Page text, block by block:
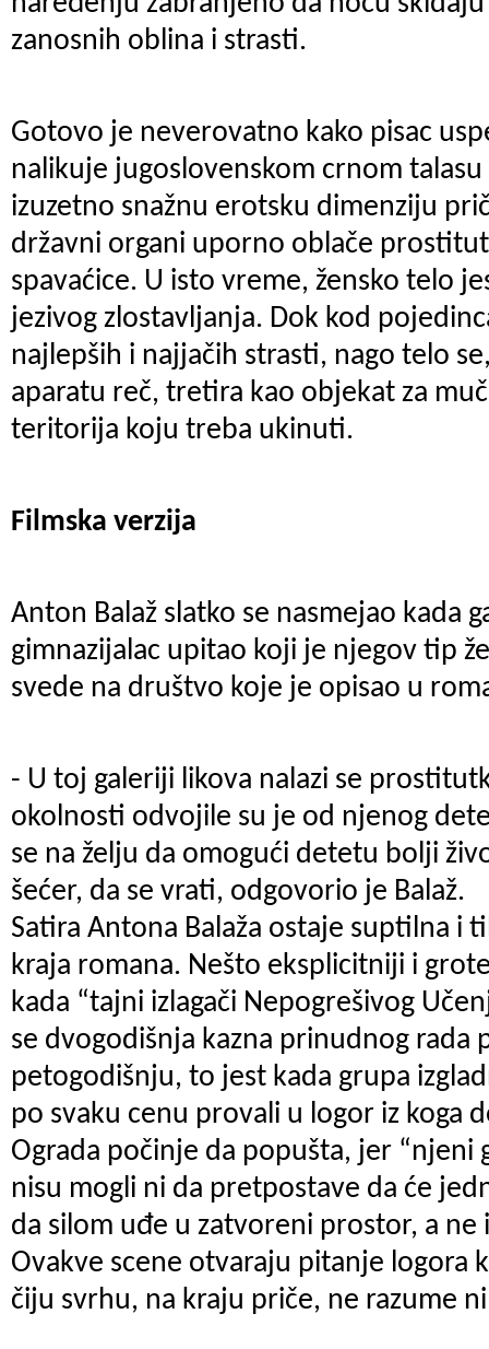
zanosnih oblina i strasti.
Gotovo je neverovatno kako pisac
nalikuje jugoslovenskom crnom
izuzetno snažnu erotsku dimenziju
državni organi uporno oblače
spavaćice. U isto vreme, žensko telo
jezivog zlostavljanja. Dok kod
najlepših i najjačih strasti, nago telo
aparatu reč, tretira kao objekat za
teritorija koju treba ukinuti.
Filmska verzija
Anton Balaž slatko se nasmejao kada
gimnazijalac upitao koji je njegov tip
svede na društvo koje je opisao u
- U toj galeriji likova nalazi se
okolnosti odvojile su je od njenog
se na želju da omogući detetu bolji
šećer, da se vrati, odgovorio je Balaž.
Satira Antona Balaža ostaje suptilna i
kraja romana. Nešto eksplicitniji i
kada “tajni izlagači Nepogrešivog
se dvogodišnja kazna prinudnog rada
petogodišnju, to jest kada grupa
po svaku cenu provali u logor iz koga
Ograda počinje da popušta, jer
nisu mogli ni da pretpostave da će
da silom uđe u zatvoreni prostor, a ne
Ovakve scene otvaraju pitanje logora
čiju svrhu, na kraju priče, ne razume